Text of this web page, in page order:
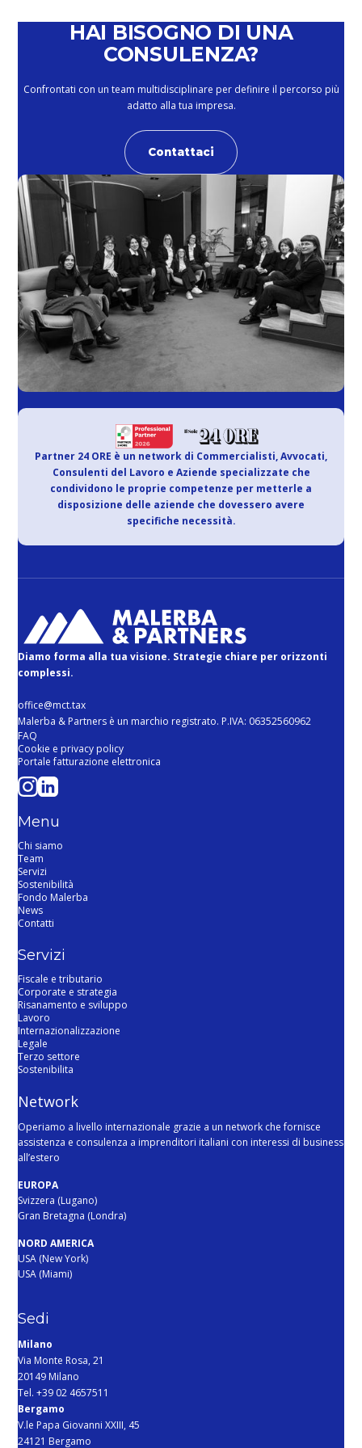
HAI BISOGNO DI UNA
CONSULENZA?
Confrontati con un team multidisciplinare per definire il percorso più
adatto alla tua impresa.
Contattaci
Partner 24 ORE è un network di Commercialisti, Avvocati,
Consulenti del Lavoro e Aziende specializzate che
condividono le proprie competenze per metterle a
disposizione delle aziende che dovessero avere
specifiche necessità.
Diamo forma alla tua visione. Strategie chiare per orizzonti
complessi.
office@mct.tax
Malerba & Partners è un marchio registrato. P.IVA: 06352560962
FAQ
Cookie e privacy policy
Portale fatturazione elettronica
Menu
Chi siamo
Team
Servizi
Sostenibilità
Fondo Malerba
News
Contatti
Servizi
Fiscale e tributario
Corporate e strategia
Risanamento e sviluppo
Lavoro
Internazionalizzazione
Legale
Terzo settore
Sostenibilita
Network
Operiamo a livello internazionale grazie a un network che fornisce
assistenza e consulenza a imprenditori italiani con interessi di business
all’estero
EUROPA
Svizzera (Lugano)
Gran Bretagna (Londra)
NORD AMERICA
USA (New York)
USA (Miami)
Sedi
Milano
Via Monte Rosa, 21
20149 Milano
Tel. +39 02 4657511
Bergamo
V.le Papa Giovanni XXIII, 45
24121 Bergamo